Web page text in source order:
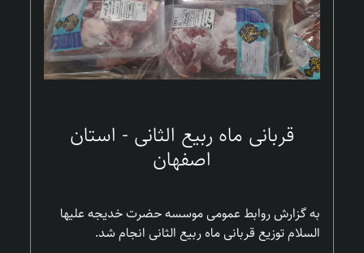
قربانی ماه ربیع الثانی - استان
اصفهان
به گزارش روابط عمومی موسسه حضرت خدیجه علیها
السلام توزیع قربانی ماه ربیع الثانی انجام شد.